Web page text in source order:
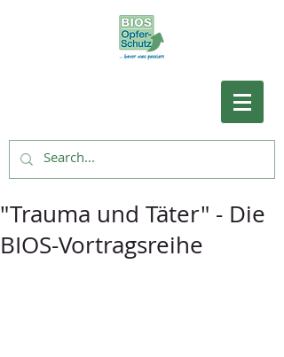
"Trauma und Täter" - Die
BIOS-Vortragsreihe